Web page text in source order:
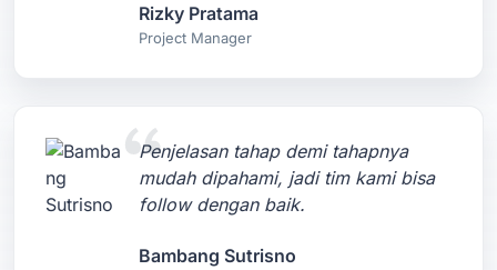
Rizky Pratama
Project Manager
Penjelasan tahap demi tahapnya
mudah dipahami, jadi tim kami bisa
follow dengan baik.
Bambang Sutrisno